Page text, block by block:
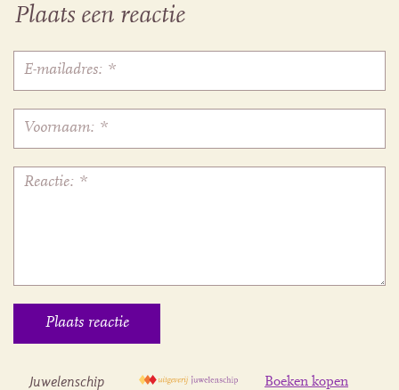
Plaats een reactie
Juwelenschip Boeken kopen